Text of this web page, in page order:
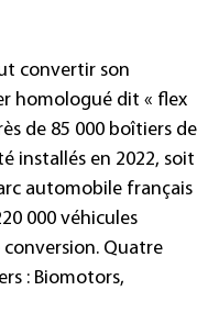
convertir son
homologué dit « flex
de 85 000 boîtiers de
installés en 2022, soit
automobile français
000 véhicules
conversion. Quatre
: Biomotors,